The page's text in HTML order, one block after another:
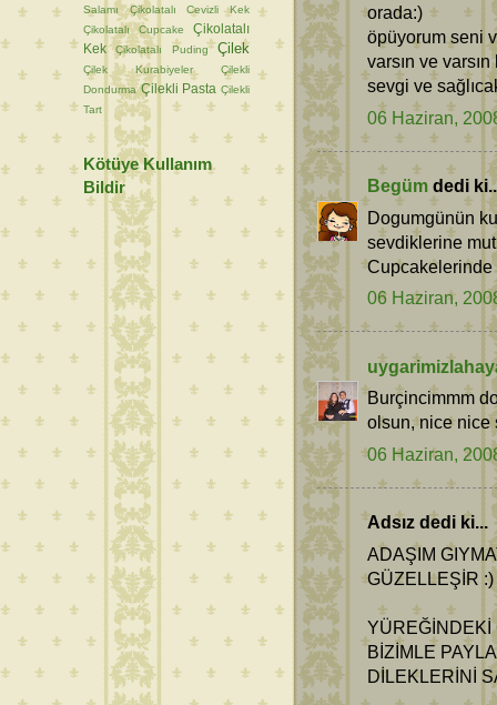
orada:)
öpüyorum seni
varsın ve
sevgi ve
06 Haziran,
Begüm dedi
Dogumgünün
sevdiklerine
Cupcakelerinde
06 Haziran,
Burçincimmm
olsun, nice nice
06 Haziran,
Adsız dedi ki...
ADAŞIM
GÜZELLEŞİR :)
YÜREĞİNDEKİ
BİZİMLE
DİLEKLERİNİ
Salamı
Çikolatalı Cevizli Kek
Çikolatalı Cupcake
Çikolatalı
Kek
Çikolatalı Puding Çilek
Çilek Kurabiyeler
Çilekli
Dondurma Çilekli Pasta Çilekli
Tart
Kötüye Kullanım
Bildir